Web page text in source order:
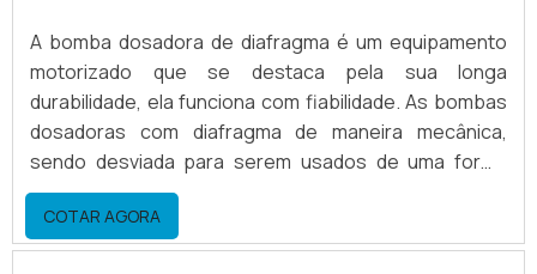
A bomba dosadora de diafragma é um equipamento
motorizado que se destaca pela sua longa
durabilidade, ela funciona com fiabilidade. As bombas
dosadoras com diafragma de maneira mecânica,
sendo desviada para serem usados de uma forma
praticamente universal em todas as gamas de baixa
pressão. O produto funciona a partir da potência de
dosagem ajustável das bombas, feitas através do
COTAR AGORA